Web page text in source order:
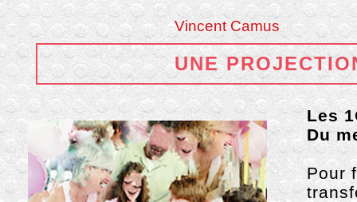
Vincent Camus
UNE
Les
Du
Pour